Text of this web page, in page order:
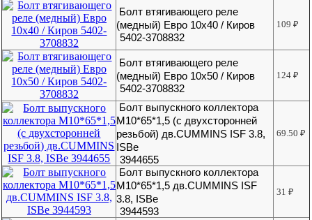
Болт втягивающего реле
(медный) Евро 10х40 / Киров
5402-3708832
109₽
Болт втягивающего реле
(медный) Евро 10х50 / Киров
5402-3708832
124₽
Болт выпускного коллектора
М10*65*1,5 (с двухсторонней
резьбой) дв.CUMMINS ISF 3.8,
ISBe
3944655
69.50₽
Болт выпускного коллектора
М10*65*1,5 дв.CUMMINS ISF
3.8, ISBe
3944593
31₽